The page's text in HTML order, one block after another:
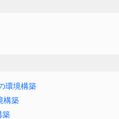
環境構築
構築
築